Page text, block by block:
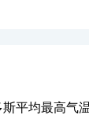
斯平均最高气